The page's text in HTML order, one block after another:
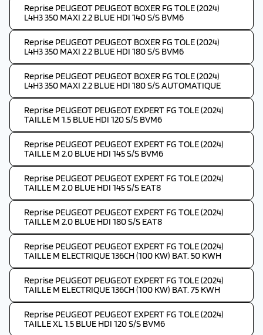
Reprise PEUGEOT PEUGEOT BOXER FG TOLE (2024)
L4H3 350 MAXI 2.2 BLUE HDI 140 S/S BVM6
Reprise PEUGEOT PEUGEOT BOXER FG TOLE (2024)
L4H3 350 MAXI 2.2 BLUE HDI 180 S/S BVM6
Reprise PEUGEOT PEUGEOT BOXER FG TOLE (2024)
L4H3 350 MAXI 2.2 BLUE HDI 180 S/S AUTOMATIQUE
Reprise PEUGEOT PEUGEOT EXPERT FG TOLE (2024)
TAILLE M 1.5 BLUE HDI 120 S/S BVM6
Reprise PEUGEOT PEUGEOT EXPERT FG TOLE (2024)
TAILLE M 2.0 BLUE HDI 145 S/S BVM6
Reprise PEUGEOT PEUGEOT EXPERT FG TOLE (2024)
TAILLE M 2.0 BLUE HDI 145 S/S EAT8
Reprise PEUGEOT PEUGEOT EXPERT FG TOLE (2024)
TAILLE M 2.0 BLUE HDI 180 S/S EAT8
Reprise PEUGEOT PEUGEOT EXPERT FG TOLE (2024)
TAILLE M ELECTRIQUE 136CH (100 KW) BAT. 50 KWH
Reprise PEUGEOT PEUGEOT EXPERT FG TOLE (2024)
TAILLE M ELECTRIQUE 136CH (100 KW) BAT. 75 KWH
Reprise PEUGEOT PEUGEOT EXPERT FG TOLE (2024)
TAILLE XL 1.5 BLUE HDI 120 S/S BVM6